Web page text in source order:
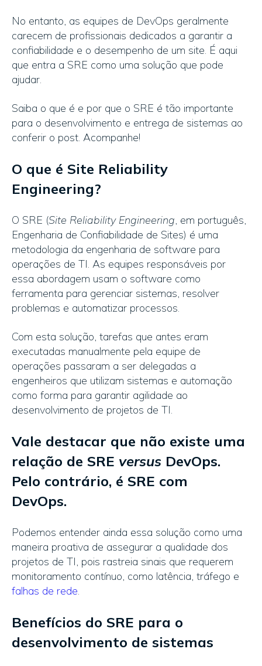
No entanto, as equipes de DevOps geralmente
carecem de profissionais dedicados a garantir a
confiabilidade e o desempenho de um site. É aqui
que entra a SRE como uma solução que pode
ajudar.
Saiba o que é e por que o SRE é tão importante
para o desenvolvimento e entrega de sistemas ao
conferir o post. Acompanhe!
O que é Site Reliability
Engineering?
O SRE (Site Reliability Engineering, em português,
Engenharia de Confiabilidade de Sites) é uma
metodologia da engenharia de software para
operações de TI. As equipes responsáveis ​​por
essa abordagem usam o software como
ferramenta para gerenciar sistemas, resolver
problemas e automatizar processos.
Com esta solução, tarefas que antes eram
executadas manualmente pela equipe de
operações passaram a ser delegadas a
engenheiros que utilizam sistemas e automação
como forma para garantir agilidade ao
desenvolvimento de projetos de TI.
Vale destacar que não existe uma
relação de SRE versus DevOps.
Pelo contrário, é SRE com
DevOps.
Podemos entender ainda essa solução como uma
maneira proativa de assegurar a qualidade dos
projetos de TI, pois rastreia sinais que requerem
monitoramento contínuo, como latência, tráfego e
falhas de rede.
Benefícios do SRE para o
desenvolvimento de sistemas